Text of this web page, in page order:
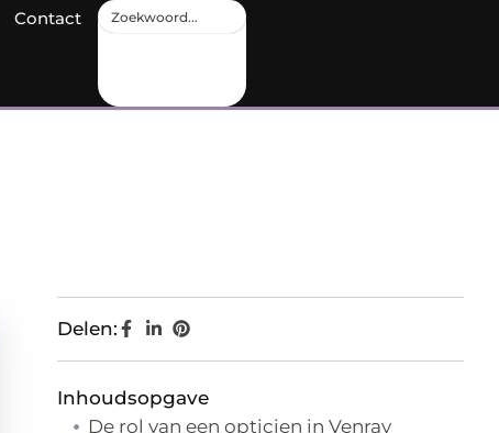
Contact
Delen:
Inhoudsopgave
De rol van een opticien in Venray